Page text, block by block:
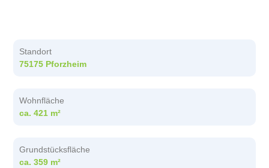
Standort
75175 Pforzheim
Wohnfläche
ca. 421 m²
Grundstücksfläche
ca. 359 m²